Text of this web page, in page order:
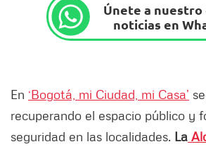
Únete a nuestro
noticias en
En ‘Bogotá, mi Ciudad, mi Casa’
recuperando el espacio público y
seguridad en las localidades. La